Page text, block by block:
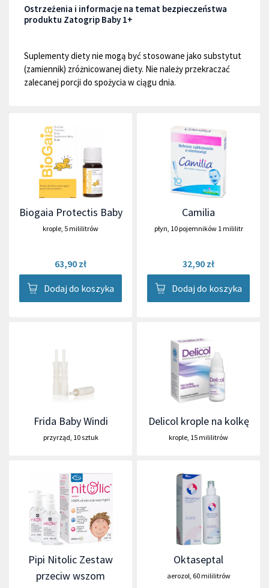
Ostrzeżenia i informacje na temat bezpieczeństwa
produktu Zatogrip Baby 1+
Suplementy diety nie mogą być stosowane jako substytut
(zamiennik) zróżnicowanej diety. Nie należy przekraczać
zalecanej porcji do spożycia w ciągu dnia.
Biogaia Protectis Baby
krople, 5 mililitrów
63,90 zł
Dodaj do koszyka
Camilia
płyn, 10 pojemników 1 mililitr
32,90 zł
Dodaj do koszyka
Frida Baby Windi
przyrząd, 10 sztuk
Delicol krople na kolkę
krople, 15 mililitrów
Pipi Nitolic Zestaw
przeciw wszom
Oktaseptal
aerozol, 60 mililitrów